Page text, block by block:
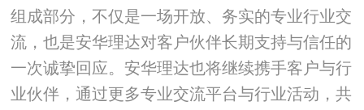
组成部分，不仅是一场开放、务实的专业行业交
流，也是安华理达对客户伙伴长期支持与信任的
一次诚挚回应。安华理达也将继续携手客户与行
业伙伴，通过更多专业交流平台与行业活动，共